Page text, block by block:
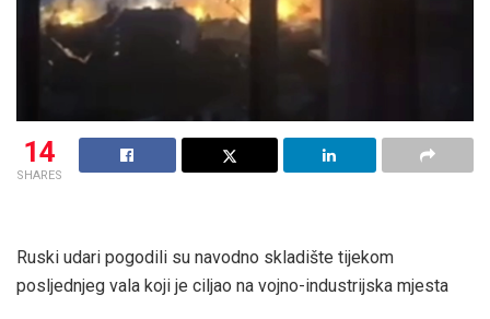
14
SHARES
Ruski udari pogodili su navodno skladište tijekom
posljednjeg vala koji je ciljao na vojno-industrijska mjesta